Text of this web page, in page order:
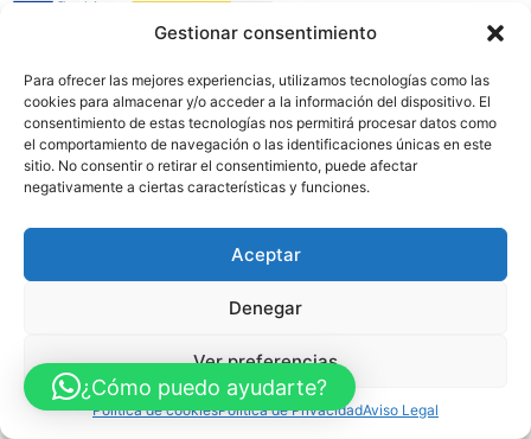
Gestionar consentimiento
Para ofrecer las mejores experiencias, utilizamos tecnologías como las
cookies para almacenar y/o acceder a la información del dispositivo. El
consentimiento de estas tecnologías nos permitirá procesar datos como
el comportamiento de navegación o las identificaciones únicas en este
sitio. No consentir o retirar el consentimiento, puede afectar
negativamente a ciertas características y funciones.
Aceptar
Denegar
Ver preferencias
Política de cookiesPolítica de PrivacidadAviso Legal
© Guia Telefónica de Empresas – Todos los derechos reservados.
¿Cómo puedo ayudarte?